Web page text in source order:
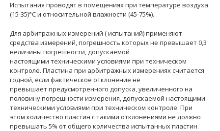
Испытания проводят в помещениях при температуре воздуха
(15-35)°С и относительной влажности (45-75%).
Для арбитражных измерений ( испытаний) применяют
средства измерений, погрешность которых не превышает 0,3
величины погрешности, допускаемой
настоящими техническими условиями при техническом
контроле. Пластина при арбитражных измерениях считается
годной, если фактическое отклонение не
превышает предусмотренного допуска, увеличенного на
половину погрешности измерения, допускаемой настоящими
техническими условиями при техническом контроле. При
этом количество пластин с такими отклонениями не должно
превышать 5% от общего количества испытанных пластин.